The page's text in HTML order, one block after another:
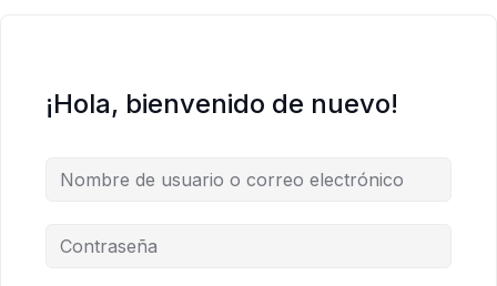
¡Hola, bienvenido de nuevo!